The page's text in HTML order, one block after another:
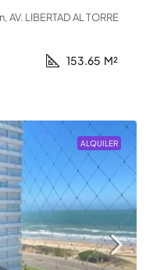
LIBERTAD AL TORRE
153.65 M²
ALQUILER